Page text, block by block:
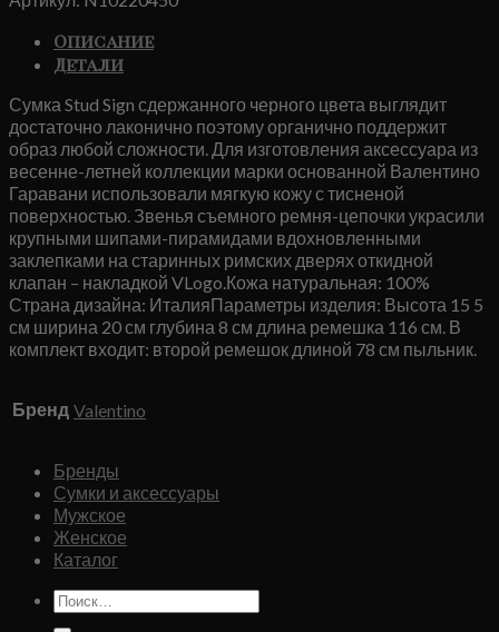
Valentino
Stud
Sign
Черная
Описание
Детали
Сумка Stud Sign сдержанного черного цвета выглядит
достаточно лаконично поэтому органично поддержит
образ любой сложности. Для изготовления аксессуара из
весенне-летней коллекции марки основанной Валентино
Гаравани использовали мягкую кожу с тисненой
поверхностью. Звенья съемного ремня-цепочки украсили
крупными шипами-пирамидами вдохновленными
заклепками на старинных римских дверях откидной
клапан – накладкой VLogo.Кожа натуральная: 100%
Страна дизайна: ИталияПараметры изделия: Высота 15 5
см ширина 20 см глубина 8 см длина ремешка 116 см. В
комплект входит: второй ремешок длиной 78 см пыльник.
Бренд Valentino
Бренды
Сумки и аксессуары
Мужское
Женское
Каталог
Искать: